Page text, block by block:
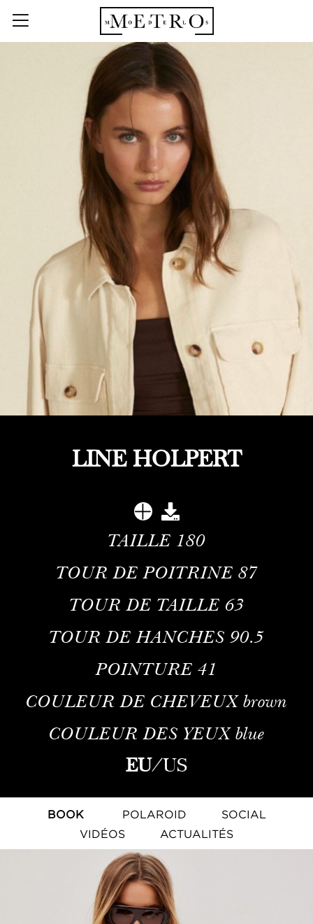
LINE HOLPERT
TAILLE 180
TOUR DE POITRINE 87
TOUR DE TAILLE 63
TOUR DE HANCHES 90.5
POINTURE 41
COULEUR DE CHEVEUXbrown
COULEUR DES YEUXblue
EU/US
BOOK POLAROID
SOCIAL
VIDÉOS
ACTUALITÉS